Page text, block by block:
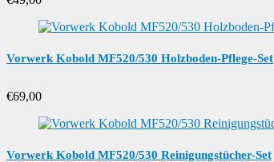
Vorwerk Kobold MF520/530 Holzboden-Pflege-Set
€69,00
Vorwerk Kobold MF520/530 Reinigungstücher-Set